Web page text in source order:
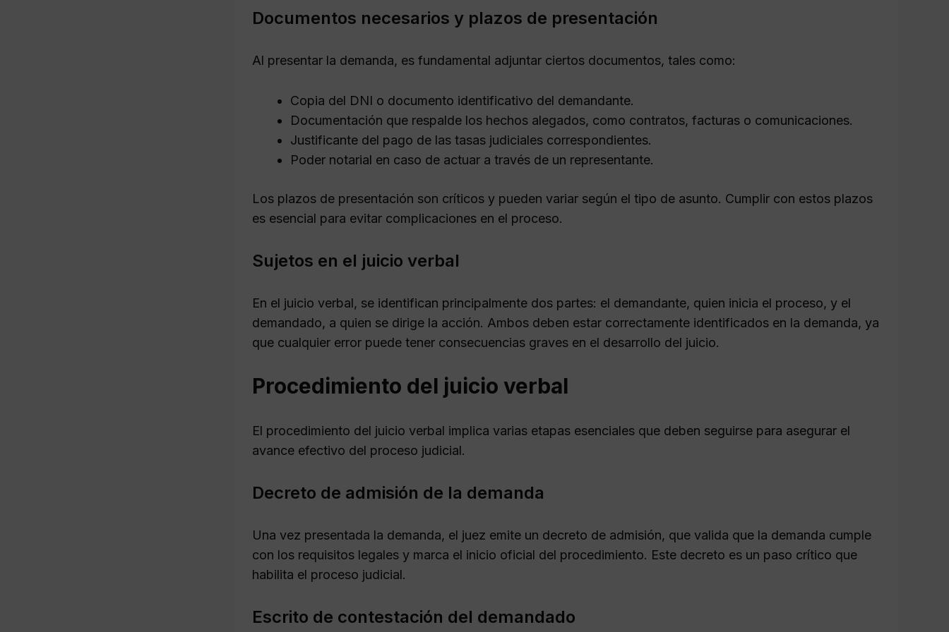
Documentos necesarios y plazos de presentación
Al presentar la demanda, es fundamental adjuntar ciertos documentos, tales como:
Copia del DNI o documento identificativo del demandante.
Documentación que respalde los hechos alegados, como contratos, facturas o comunicaciones.
Justificante del pago de las tasas judiciales correspondientes.
Poder notarial en caso de actuar a través de un representante.
Los plazos de presentación son críticos y pueden variar según el tipo de asunto. Cumplir con estos plazos
es esencial para evitar complicaciones en el proceso.
Sujetos en el juicio verbal
En el juicio verbal, se identifican principalmente dos partes: el demandante, quien inicia el proceso, y el
demandado, a quien se dirige la acción. Ambos deben estar correctamente identificados en la demanda, ya
que cualquier error puede tener consecuencias graves en el desarrollo del juicio.
Procedimiento del juicio verbal
El procedimiento del juicio verbal implica varias etapas esenciales que deben seguirse para asegurar el
avance efectivo del proceso judicial.
Decreto de admisión de la demanda
Una vez presentada la demanda, el juez emite un decreto de admisión, que valida que la demanda cumple
con los requisitos legales y marca el inicio oficial del procedimiento. Este decreto es un paso crítico que
habilita el proceso judicial.
Escrito de contestación del demandado